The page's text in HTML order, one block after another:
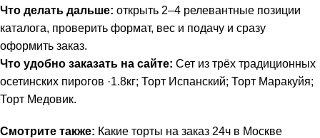
Что делать дальше: открыть 2–4 релевантные позиции
каталога, проверить формат, вес и подачу и сразу
оформить заказ.
Что удобно заказать на сайте: Сет из трёх традиционных
осетинских пирогов ·1.8кг; Торт Испанский; Торт Маракуйя;
Торт Медовик.
Смотрите также: Какие торты на заказ 24ч в Москве